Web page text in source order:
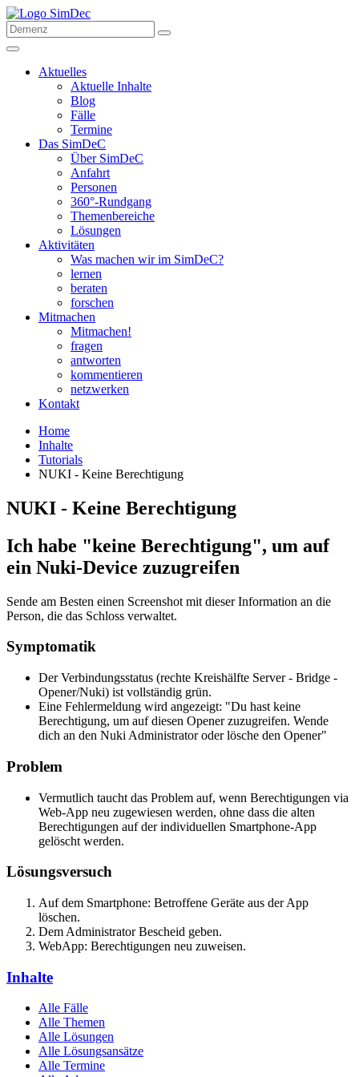
Aktuelles
Aktuelle Inhalte
Blog
Fälle
Termine
Das SimDeC
Über SimDeC
Anfahrt
Personen
360°-Rundgang
Themenbereiche
Lösungen
Aktivitäten
Was machen wir im SimDeC?
lernen
beraten
forschen
Mitmachen
Mitmachen!
fragen
antworten
kommentieren
netzwerken
Kontakt
Home
Inhalte
Tutorials
NUKI - Keine Berechtigung
NUKI - Keine Berechtigung
Ich habe "keine Berechtigung", um auf
ein Nuki-Device zuzugreifen
Sende am Besten einen Screenshot mit dieser Information an die
Person, die das Schloss verwaltet.
Symptomatik
Der Verbindungsstatus (rechte Kreishälfte Server - Bridge -
Opener/Nuki) ist vollständig grün.
Eine Fehlermeldung wird angezeigt: "Du hast keine
Berechtigung, um auf diesen Opener zuzugreifen. Wende
dich an den Nuki Administrator oder lösche den Opener"
Problem
Vermutlich taucht das Problem auf, wenn Berechtigungen via
Web-App neu zugewiesen werden, ohne dass die alten
Berechtigungen auf der individuellen Smartphone-App
gelöscht werden.
Lösungsversuch
Auf dem Smartphone: Betroffene Geräte aus der App
löschen.
Dem Administrator Bescheid geben.
WebApp: Berechtigungen neu zuweisen.
Inhalte
Alle Fälle
Alle Themen
Alle Lösungen
Alle Lösungsansätze
Alle Termine